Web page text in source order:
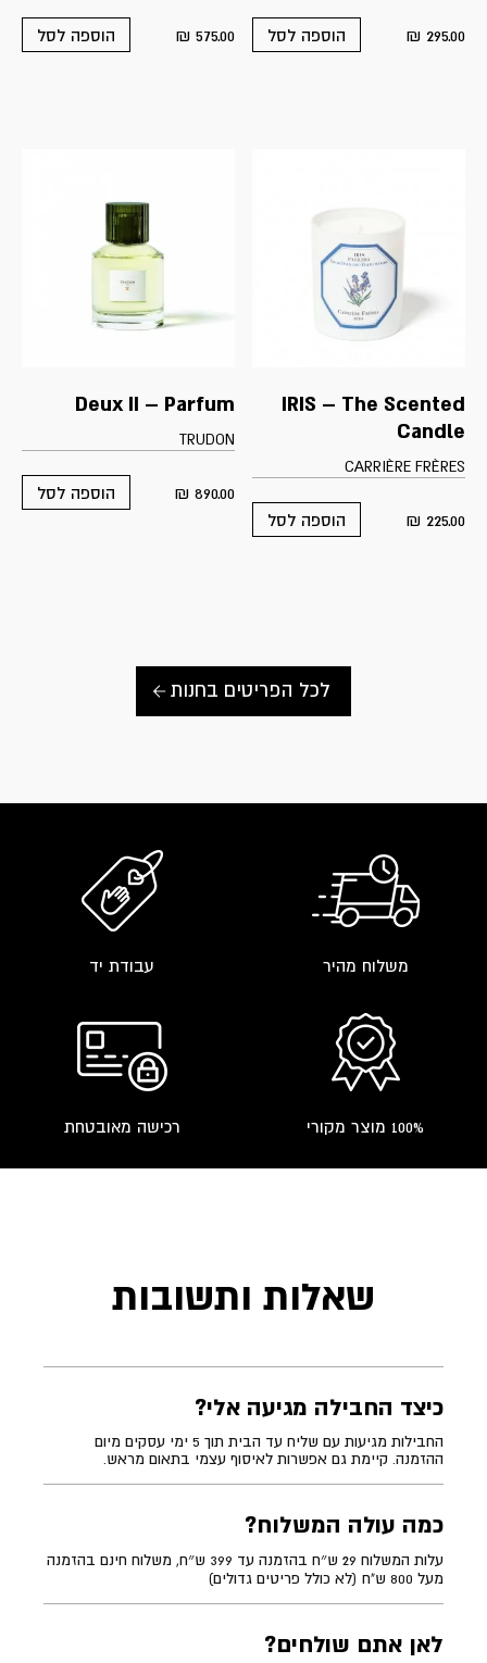
295.00
₪ הוספה לסל 575.00
₪ הוספה לסל
IRIS – The Scented
Candle
CARRIÈRE FRÈRES
225.00
₪ הוספה לסל
Deux II – Parfum
TRUDON
890.00
₪ הוספה לסל
לכל הפריטים בחנות
משלוח מהיר עבודת יד
100% מוצר מקורי רכישה מאובטחת
שאלות ותשובות
כיצד החבילה מגיעה אלי?
החבילות מגיעות עם שליח עד הבית תוך 5 ימי עסקים מיום
ההזמנה. קיימת גם אפשרות לאיסוף עצמי בתאום מראש.
כמה עולה המשלוח?
עלות המשלוח 29 ש״ח בהזמנה עד 399 ש״ח, משלוח חינם בהזמנה
מעל 800 ש"ח (לא כולל פריטים גדולים)
לאן אתם שולחים?